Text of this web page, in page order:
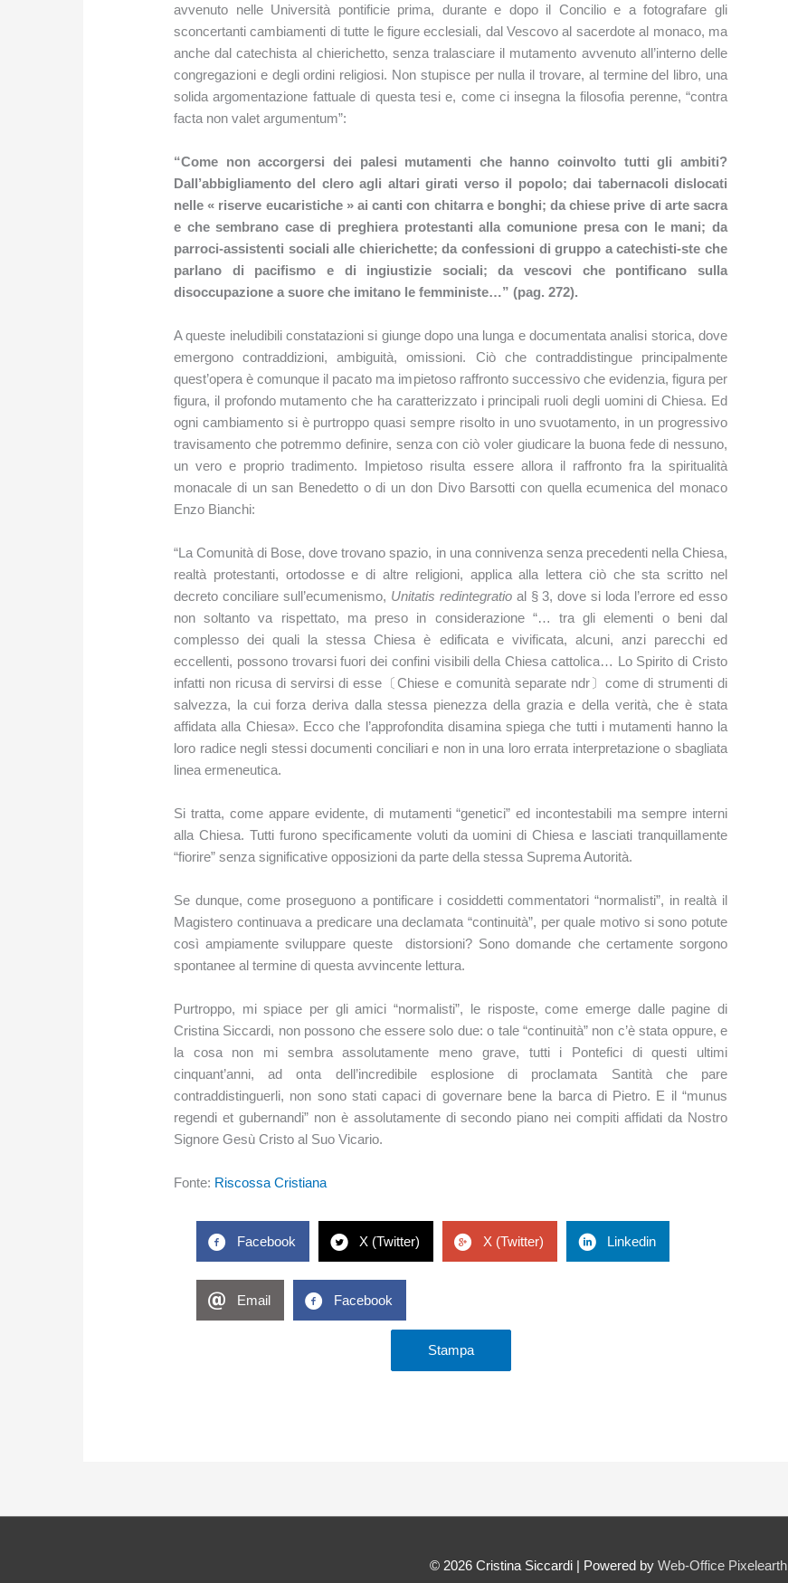
avvenuto nelle Università pontificie prima, durante e dopo il Concilio e a fotografare gli
sconcertanti cambiamenti di tutte le figure ecclesiali, dal Vescovo al sacerdote al monaco, ma
anche dal catechista al chierichetto, senza tralasciare il mutamento avvenuto all’interno delle
congregazioni e degli ordini religiosi. Non stupisce per nulla il trovare, al termine del libro, una
solida argomentazione fattuale di questa tesi e, come ci insegna la filosofia perenne, “contra
facta non valet argumentum”:
“Come non accorgersi dei palesi mutamenti che hanno coinvolto tutti gli ambiti?
Dall’abbigliamento del clero agli altari girati verso il popolo; dai tabernacoli dislocati
nelle « riserve eucaristiche » ai canti con chitarra e bonghi; da chiese prive di arte sacra
e che sembrano case di preghiera protestanti alla comunione presa con le mani; da
parroci-assistenti sociali alle chierichette; da confessioni di gruppo a catechisti-ste che
parlano di pacifismo e di ingiustizie sociali; da vescovi che pontificano sulla
disoccupazione a suore che imitano le femministe…” (pag. 272).
A queste ineludibili constatazioni si giunge dopo una lunga e documentata analisi storica, dove
emergono contraddizioni, ambiguità, omissioni. Ciò che contraddistingue principalmente
quest’opera è comunque il pacato ma impietoso raffronto successivo che evidenzia, figura per
figura, il profondo mutamento che ha caratterizzato i principali ruoli degli uomini di Chiesa. Ed
ogni cambiamento si è purtroppo quasi sempre risolto in uno svuotamento, in un progressivo
travisamento che potremmo definire, senza con ciò voler giudicare la buona fede di nessuno,
un vero e proprio tradimento. Impietoso risulta essere allora il raffronto fra la spiritualità
monacale di un san Benedetto o di un don Divo Barsotti con quella ecumenica del monaco
Enzo Bianchi:
“La Comunità di Bose, dove trovano spazio, in una connivenza senza precedenti nella Chiesa,
realtà protestanti, ortodosse e di altre religioni, applica alla lettera ciò che sta scritto nel
decreto conciliare sull’ecumenismo, Unitatis redintegratioal § 3, dove si loda l’errore ed esso
non soltanto va rispettato, ma preso in considerazione “… tra gli elementi o beni dal
complesso dei quali la stessa Chiesa è edificata e vivificata, alcuni, anzi parecchi ed
eccellenti, possono trovarsi fuori dei confini visibili della Chiesa cattolica… Lo Spirito di Cristo
infatti non ricusa di servirsi di esse〔Chiese e comunità separate ndr〕come di strumenti di
salvezza, la cui forza deriva dalla stessa pienezza della grazia e della verità, che è stata
affidata alla Chiesa». Ecco che l’approfondita disamina spiega che tutti i mutamenti hanno la
loro radice negli stessi documenti conciliari e non in una loro errata interpretazione o sbagliata
linea ermeneutica.
Si tratta, come appare evidente, di mutamenti “genetici” ed incontestabili ma sempre interni
alla Chiesa. Tutti furono specificamente voluti da uomini di Chiesa e lasciati tranquillamente
“fiorire” senza significative opposizioni da parte della stessa Suprema Autorità.
Se dunque, come proseguono a pontificare i cosiddetti commentatori “normalisti”, in realtà il
Magistero continuava a predicare una declamata “continuità”, per quale motivo si sono potute
così ampiamente sviluppare queste distorsioni? Sono domande che certamente sorgono
spontanee al termine di questa avvincente lettura.
Purtroppo, mi spiace per gli amici “normalisti”, le risposte, come emerge dalle pagine di
Cristina Siccardi, non possono che essere solo due: o tale “continuità” non c’è stata oppure, e
la cosa non mi sembra assolutamente meno grave, tutti i Pontefici di questi ultimi
cinquant’anni, ad onta dell’incredibile esplosione di proclamata Santità che pare
contraddistinguerli, non sono stati capaci di governare bene la barca di Pietro. E il “munus
regendi et gubernandi” non è assolutamente di secondo piano nei compiti affidati da Nostro
Signore Gesù Cristo al Suo Vicario.
Fonte: Riscossa Cristiana
Facebook X (Twitter) X (Twitter) Linkedin
Email Facebook
Stampa
© 2026 Cristina Siccardi| Powered by Web-Office Pixelearth